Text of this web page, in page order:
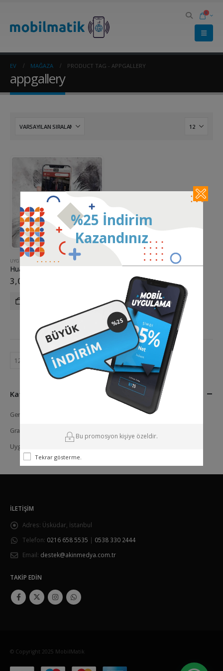
0
EV MAĞAZA PRODUCT TAG - APPGALLERY
appgallery
UYGULAMALAR
Huawei Mobil Uygulama
3,000.00
Kategoriler
Genel
Grafik Tasarım
Uygulamalar
İLETIŞIM
Adres: Üsküdar, İstanbul
Telefon: 0216 658 5535 | 0538 330 2444
Email: destek@akinmedya.com.tr
TAKIP EDIN
© Copyright 2025 MobilMatik
%25 İndirim
Kazandınız
Bu promosyon kişiye özeldir.
Tekrar gösterme.